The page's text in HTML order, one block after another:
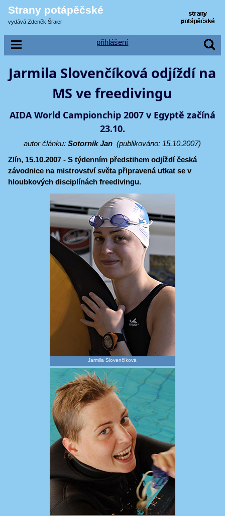
Strany potápěčské
vydává Zdeněk Šraier
přihlášení
Jarmila Slovenčíková odjíždí na
MS ve freedivingu
AIDA World Campionchip 2007 v Egyptě začíná
23.10.
autor článku:Sotorník Jan (publikováno: 15.10.2007)
Zlín, 15.10.2007 - S týdenním předstihem odjíždí česká
závodnice na mistrovství světa připravená utkat se v
hloubkových disciplínách freedivingu.
Jarmila Slovenčíková